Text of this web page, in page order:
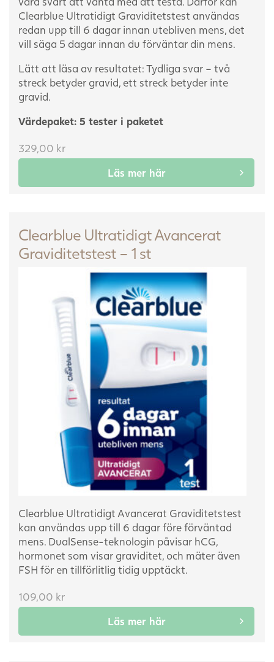
Clearblue Ultratidigt Graviditetstest användas
redan upp till 6 dagar innan utebliven mens, det
vill säga 5 dagar innan du förväntar din mens.
Lätt att läsa av resultatet: Tydliga svar – två
streck betyder gravid, ett streck betyder inte
gravid.
Värdepaket: 5 tester i paketet
329,00 kr
Läs mer här
Clearblue Ultratidigt Avancerat
Graviditetstest – 1 st
Clearblue Ultratidigt Avancerat Graviditetstest
kan användas upp till 6 dagar före förväntad
mens. DualSense-teknologin påvisar hCG,
hormonet som visar graviditet, och mäter även
FSH för en tillförlitlig tidig upptäckt.
109,00 kr
Läs mer här